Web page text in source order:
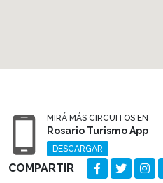
MIRÁ MÁS CIRCUITOS EN
Rosario Turismo App
DESCARGAR
COMPARTIR